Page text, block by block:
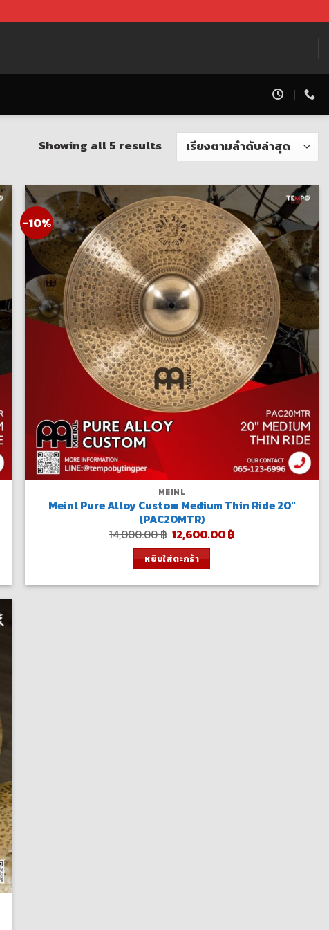
Showing all 5 results
-10%
MEINL
Meinl Pure Alloy Custom Medium Thin Ride 20″
(PAC20MTR)
14,000.00฿ Original
price
was:
14,000.00 ฿.
12,600.00฿Current
หยิบใส่ตะกร้า